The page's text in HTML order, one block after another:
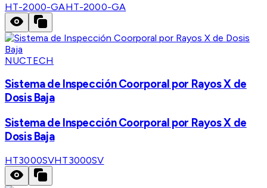
HT-2000-GAHT-2000-GA
NUCTECH
Sistema de Inspección Coorporal por Rayos X de
Dosis Baja
Sistema de Inspección Coorporal por Rayos X de
Dosis Baja
HT3000SVHT3000SV